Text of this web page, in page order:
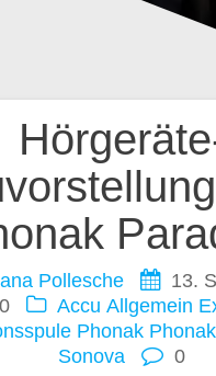
Pollesche
13.
Accu Allgemein
Phonak
Sonova
0